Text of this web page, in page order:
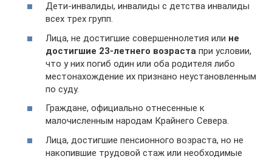
Дети-инвалиды, инвалиды с детства инвалиды
всех трех групп.
Лица, не достигшие совершеннолетия или не
достигшие 23-летнего возраста при условии,
что у них погиб один или оба родителя либо
местонахождение их признано неустановленным
по суду.
Граждане, официально отнесенные к
малочисленным народам Крайнего Севера.
Лица, достигшие пенсионного возраста, но не
накопившие трудовой стаж или необходимые